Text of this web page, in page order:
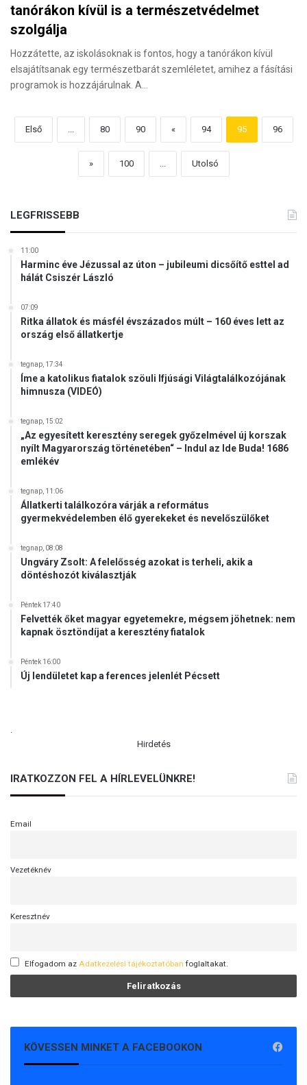
tanórákon kívül is a természetvédelmet
szolgálja
Hozzátette, az iskolásoknak is fontos, hogy a tanórákon kívül
elsajátítsanak egy természetbarát szemléletet, amihez a fásítási
programok is hozzájárulnak. A…
Első 80 90 « 94 95 96
» 100 Utolsó
LEGFRISSEBB
11:00
Harminc éve Jézussal az úton – jubileumi dicsőítő esttel ad
hálát Csiszér László
07:09
Ritka állatok és másfél évszázados múlt – 160 éves lett az
ország első állatkertje
tegnap, 17:34
Íme a katolikus fiatalok szöuli Ifjúsági Világtalálkozójának
himnusza (VIDEÓ)
tegnap, 15:02
„Az egyesített keresztény seregek győzelmével új korszak
nyílt Magyarország történetében“ – Indul az Ide Buda! 1686
emlékév
tegnap, 11:06
Állatkerti találkozóra várják a református
gyermekvédelemben élő gyerekeket és nevelőszülőket
tegnap, 08:08
Ungváry Zsolt: A felelősség azokat is terheli, akik a
döntéshozót kiválasztják
Péntek 17:40
Felvették őket magyar egyetemekre, mégsem jöhetnek: nem
kapnak ösztöndíjat a keresztény fiatalok
Péntek 16:00
Új lendületet kap a ferences jelenlét Pécsett
Hirdetés
IRATKOZZON FEL A HÍRLEVELÜNKRE!
Email
Vezetéknév
Keresztnév
Elfogadom az Adatkezelési tájékoztatóban foglaltakat.
KÖVESSEN MINKET A FACEBOOKON